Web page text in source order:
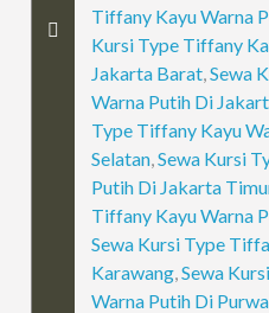
Tiffany Kayu Warna
Kursi Type Tiffany
Jakarta Barat ,Sewa
Warna Putih Di
Type Tiffany Kayu
Selatan ,Sewa Kursi
Putih Di Jakarta
Tiffany Kayu Warna
Sewa Kursi Type
Karawang ,Sewa
Warna Putih Di